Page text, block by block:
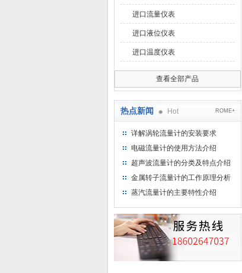
进口流量仪表
进口液位仪表
进口温度仪表
查看全部产品
热点新闻 Hot ROME+
详解涡轮流量计的安装要求
电磁流量计的使用方法介绍
超声波流量计的分类及特点介绍
金属转子流量计的工作原理分析
蒸汽流量计的主要特性介绍